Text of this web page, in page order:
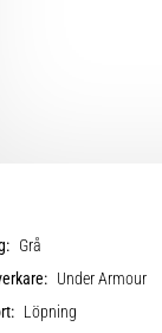
Grå
Under Armour
Löpning